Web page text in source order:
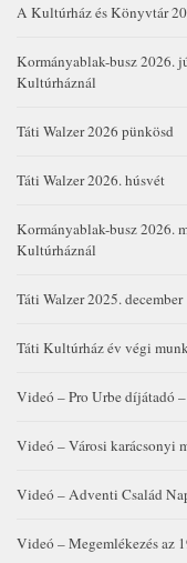
A Kultúrház és Könyvtár
Kormányablak-busz 2026.
Kultúrháznál
Táti Walzer 2026 pünkösd
Táti Walzer 2026. húsvét
Kormányablak-busz 2026.
Kultúrháznál
Táti Walzer 2025. december
Táti Kultúrház év végi
Videó – Pro Urbe díjátadó
Videó – Városi karácsonyi
Videó – Adventi Család
Videó – Megemlékezés az